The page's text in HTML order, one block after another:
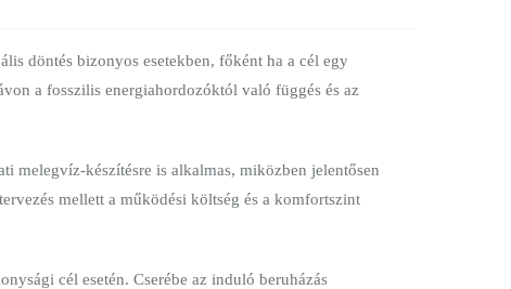
döntés bizonyos esetekben, főként ha a cél egy
a fosszilis energiahordozóktól való függés és az
melegvíz-készítésre is alkalmas, miközben jelentősen
mellett a működési költség és a komfortszint
cél esetén. Cserébe az induló beruházás